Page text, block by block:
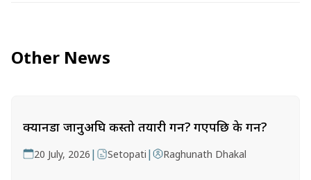
Other News
क्यानडा जानुअघि कस्तो तयारी गर्ने? गएपछि के गर्ने?
20 July, 2026 | Setopati | Raghunath Dhakal